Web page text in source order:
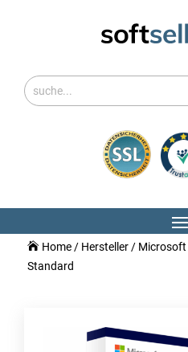
Home/ Hersteller/ Microsoft
Standard